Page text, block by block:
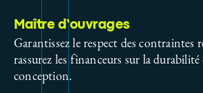
Maître d’ouvrages
Garantissez le respect des contraintes
rassurez les financeurs sur la
conception.